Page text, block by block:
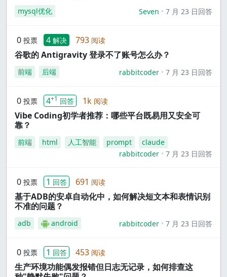
mysql优化 Seven 7 月 23 日回答
0 投票 4 解决 793 阅读
谷歌的 Antigravity 登录不了账号怎么办？
前端 后端 rabbitcoder 7 月 23 日回答
0 投票 4+1 回答 1k 阅读
Vibe Coding初学者推荐：哪些平台既易用又安全可
靠？
前端 html 人工智能 prompt
claude
rabbitcoder
7 月 23 日回答
0 投票 1 回答 691 阅读
基于ADB的安卓自动化中，如何解决短文本和表情识别
不准的问题？
adb android rabbitcoder 7 月 23 日回答
0 投票 1 回答 453 阅读
生产环境功能偶发报错但日志无记录，如何排查这